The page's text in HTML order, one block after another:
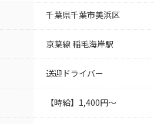
千葉県千葉市美浜区
京葉線 稲毛海岸駅
送迎ドライバー
【時給】1,400円～